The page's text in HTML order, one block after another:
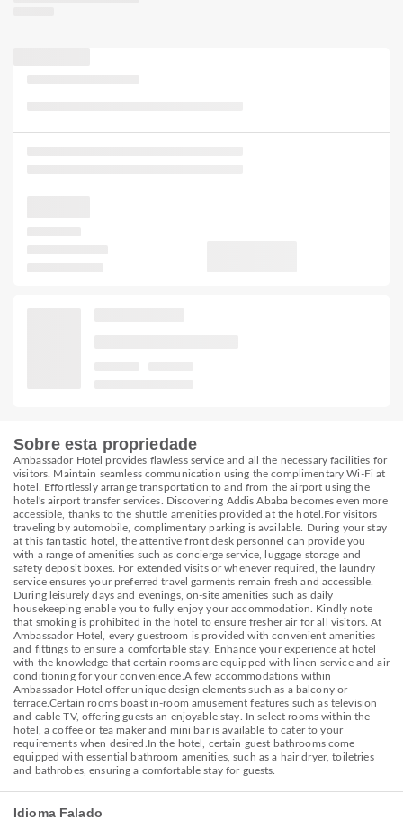
Sobre esta propriedade
Ambassador Hotel provides flawless service and all the necessary facilities for
visitors. Maintain seamless communication using the complimentary Wi-Fi at
hotel. Effortlessly arrange transportation to and from the airport using the
hotel's airport transfer services. Discovering Addis Ababa becomes even more
accessible, thanks to the shuttle amenities provided at the hotel.For visitors
traveling by automobile, complimentary parking is available. During your stay
at this fantastic hotel, the attentive front desk personnel can provide you
with a range of amenities such as concierge service, luggage storage and
safety deposit boxes. For extended visits or whenever required, the laundry
service ensures your preferred travel garments remain fresh and accessible.
During leisurely days and evenings, on-site amenities such as daily
housekeeping enable you to fully enjoy your accommodation. Kindly note
that smoking is prohibited in the hotel to ensure fresher air for all visitors. At
Ambassador Hotel, every guestroom is provided with convenient amenities
and fittings to ensure a comfortable stay. Enhance your experience at hotel
with the knowledge that certain rooms are equipped with linen service and air
conditioning for your convenience.A few accommodations within
Ambassador Hotel offer unique design elements such as a balcony or
terrace.Certain rooms boast in-room amusement features such as television
and cable TV, offering guests an enjoyable stay. In select rooms within the
hotel, a coffee or tea maker and mini bar is available to cater to your
requirements when desired.In the hotel, certain guest bathrooms come
equipped with essential bathroom amenities, such as a hair dryer, toiletries
and bathrobes, ensuring a comfortable stay for guests.
Idioma Falado